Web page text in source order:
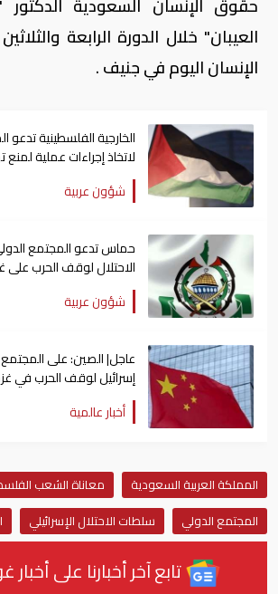
حقوق الإنسان السعودية
العيبان" خلال الدورة الرابعة
الإنسان اليوم في جنيف .
الخارجية الفلسطينية تدعو
لاتخاذ إجراءات عملية لمنع
قسراً
شؤون عربية
حماس تدعو المجتمع
الاحتلال لوقف الحرب على
شؤون عربية
عاجل| الصين: على
إسرائيل لوقف الحرب في
أخبار عالمية
المملكة العربية السعودية
معاناة الشعب
المجتمع الدولي
سلطات الاحتلال الإسرائيلي
تابع آخر أخبارنا على